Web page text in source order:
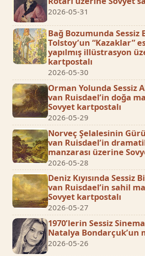
2026-05-31
Bağ Bozumunda Sessiz
Tolstoy’un “Kazaklar”
yapılmış illüstrasyon
kartpostalı
2026-05-30
Orman Yolunda Sessiz
van Ruisdael’in doğa
Sovyet kartpostalı
2026-05-29
Norveç Şelalesinin
van Ruisdael’in
manzarası üzerine
2026-05-28
Deniz Kıyısında Sessiz
van Ruisdael’in sahil
Sovyet kartpostalı
2026-05-27
1970’lerin Sessiz
Natalya Bondarçuk’un
2026-05-26